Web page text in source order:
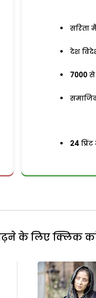
सरिता
देश
7000 से
24
के लिए क्लिक